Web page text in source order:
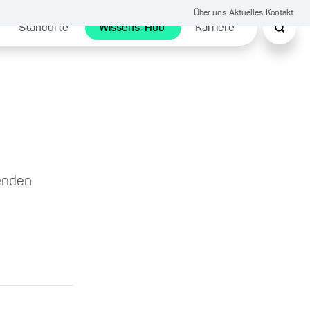
Über uns Aktuelles Kontakt
Standorte Wissens-Hub Karriere